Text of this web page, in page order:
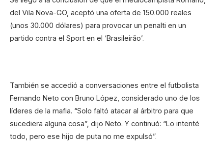
del Vila Nova-GO, aceptó una oferta de 150.000 reales
(unos 30.000 dólares) para provocar un penalti en un
partido contra el Sport en el ‘Brasileirão’.
También se accedió a conversaciones entre el futbolista
Fernando Neto con Bruno López, considerado uno de los
líderes de la mafia. “Solo faltó atacar al árbitro para que
sucediera alguna cosa”, dijo Neto. Y continuó: “Lo intenté
todo, pero ese hijo de puta no me expulsó”.